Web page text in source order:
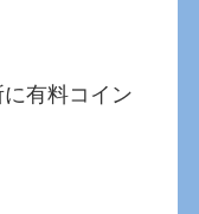
有料コイン